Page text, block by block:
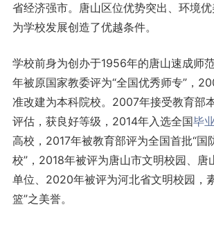
省经济强市。唐山区位优势突出、环境优
为学校发展创造了优越条件。
学校前身为创办于1956年的唐山速成师
年被原国家教委评为“全国优秀师专”，
准改建为本科院校。2007年接受教育部
评估，获良好等级，2014年入选全国毕
高校，2017年被教育部评为全国首批“国
校”，2018年被评为唐山市文明校园、唐
单位、2020年被评为河北省文明校园，
篮”之美誉。